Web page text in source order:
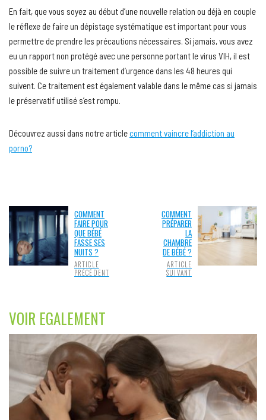
En fait, que vous soyez au début d’une nouvelle relation ou déjà en couple
le réflexe de faire un dépistage systématique est important pour vous
permettre de prendre les précautions nécessaires. Si jamais, vous avez
eu un rapport non protégé avec une personne portant le virus VIH, il est
possible de suivre un traitement d’urgence dans les 48 heures qui
suivent. Ce traitement est également valable dans le même cas si jamais
le préservatif utilisé s’est rompu.
Découvrez aussi dans notre articlecomment vaincre l’addiction au
porno?
COMMENT
FAIRE POUR
QUE BÉBÉ
FASSE SES
NUITS ?
ARTICLE
PRÉCÉDENT
COMMENT
PRÉPARER
LA
CHAMBRE
DE BÉBÉ ?
ARTICLE
SUIVANT
VOIR EGALEMENT